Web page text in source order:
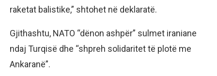
raketat balistike,” shtohet në deklaratë.
​Gjithashtu, NATO “dënon ashpër” sulmet iraniane
ndaj Turqisë dhe “shpreh solidaritet të plotë me
Ankaranë”.